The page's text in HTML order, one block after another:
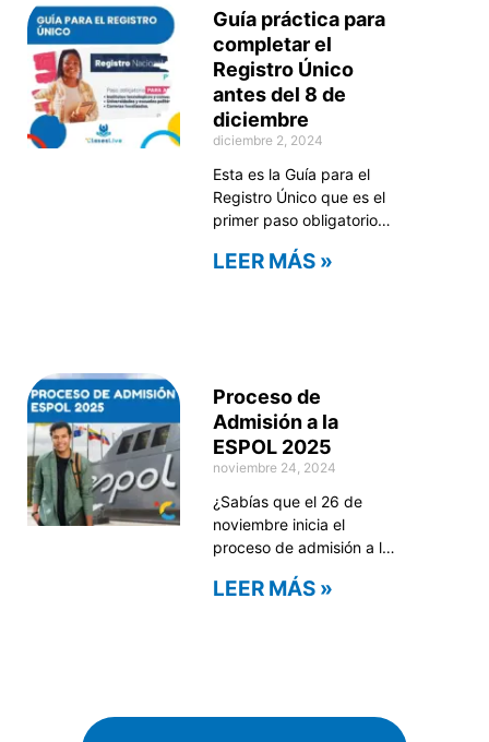
Guía práctica para
completar el
Registro Único
antes del 8 de
diciembre
diciembre 2, 2024
Esta es la Guía para el
Registro Único que es el
primer paso obligatorio
postularse a
Ecuador. Aunque
completar este registro
no garantiza el ingreso,
es indispensable para
participar en el proceso
LEER MÁS »
Proceso de
Admisión a la
ESPOL 2025
noviembre 24, 2024
¿Sabías que el 26 de
noviembre inicia el
proceso de admisión a la
están más cerca de lo
LEER MÁS »